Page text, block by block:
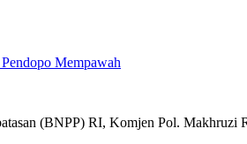
Mempawah